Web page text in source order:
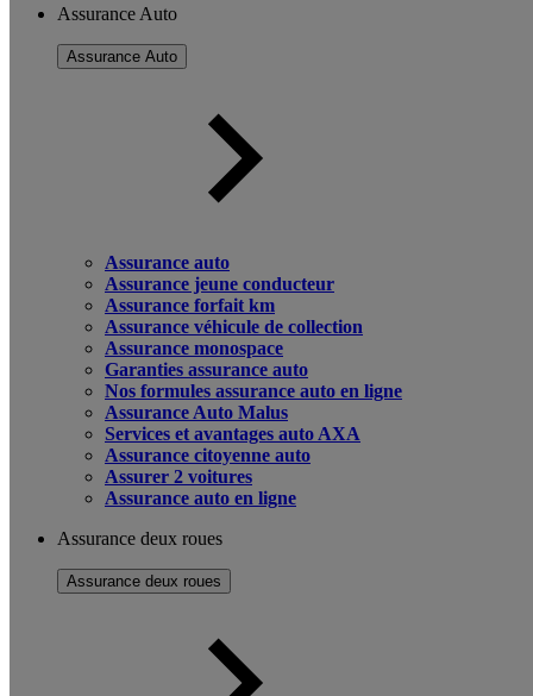
Assurance Auto
Assurance Auto
Assurance auto
Assurance jeune conducteur
Assurance forfait km
Assurance véhicule de collection
Assurance monospace
Garanties assurance auto
Nos formules assurance auto en ligne
Assurance Auto Malus
Services et avantages auto AXA
Assurance citoyenne auto
Assurer 2 voitures
Assurance auto en ligne
Assurance deux roues
Assurance deux roues